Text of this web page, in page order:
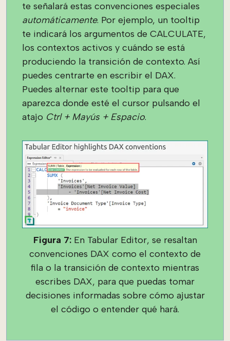
te señalará estas convenciones especiales
automáticamente. Por ejemplo, un tooltip
te indicará los argumentos de CALCULATE,
los contextos activos y cuándo se está
produciendo la transición de contexto. Así
puedes centrarte en escribir el DAX.
Puedes alternar este tooltip para que
aparezca donde esté el cursor pulsando el
atajo Ctrl + Mayús + Espacio.
Figura 7:En Tabular Editor, se resaltan
convenciones DAX como el contexto de
fila o la transición de contexto mientras
escribes DAX, para que puedas tomar
decisiones informadas sobre cómo ajustar
el código o entender qué hará.